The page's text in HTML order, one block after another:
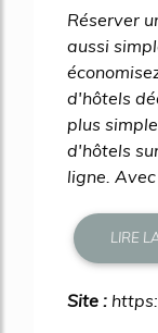
Réserver
aussi
d'hôtels
plus
d'hôtels
ligne.
LIRE
Site :